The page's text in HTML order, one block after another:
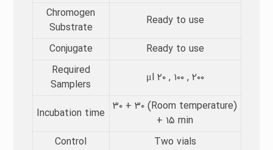
Ready to use
Chromogen
Substrate​
Ready to use
Conjugate
μl ۲۰ , ۱۰۰ , ۲۰۰
Required
Samplers​
(Room temperature) ۳۰ + ۳۰
+ ۱۵ min
Incubation time​
Two vials
Control